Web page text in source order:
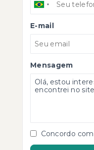
E-mail
Mensagem
Concordo com